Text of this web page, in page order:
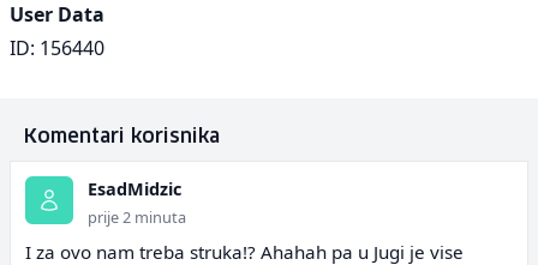
User Data
ID: 156440
Komentari korisnika
EsadMidzic
prije 2 minuta
I za ovo nam treba struka!? Ahahah pa u Jugi je vise